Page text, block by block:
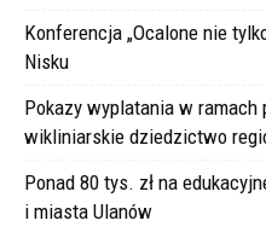
Konferencja „Ocalone nie
Nisku
Pokazy wyplatania w ramach
wikliniarskie dziedzictwo
Ponad 80 tys. zł na
i miasta Ulanów